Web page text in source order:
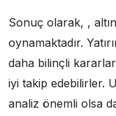
Sonuç olarak, ,
oynamaktadır.
daha bilinçli
iyi takip edebilirler.
analiz önemli olsa